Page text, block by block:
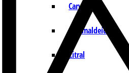
Carvona
Cinamaldeído
Citral